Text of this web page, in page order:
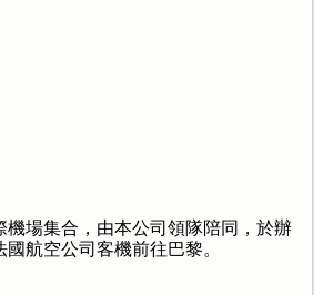
機場集合，由本公司領隊陪同，於辦
航空公司客機前往巴黎。